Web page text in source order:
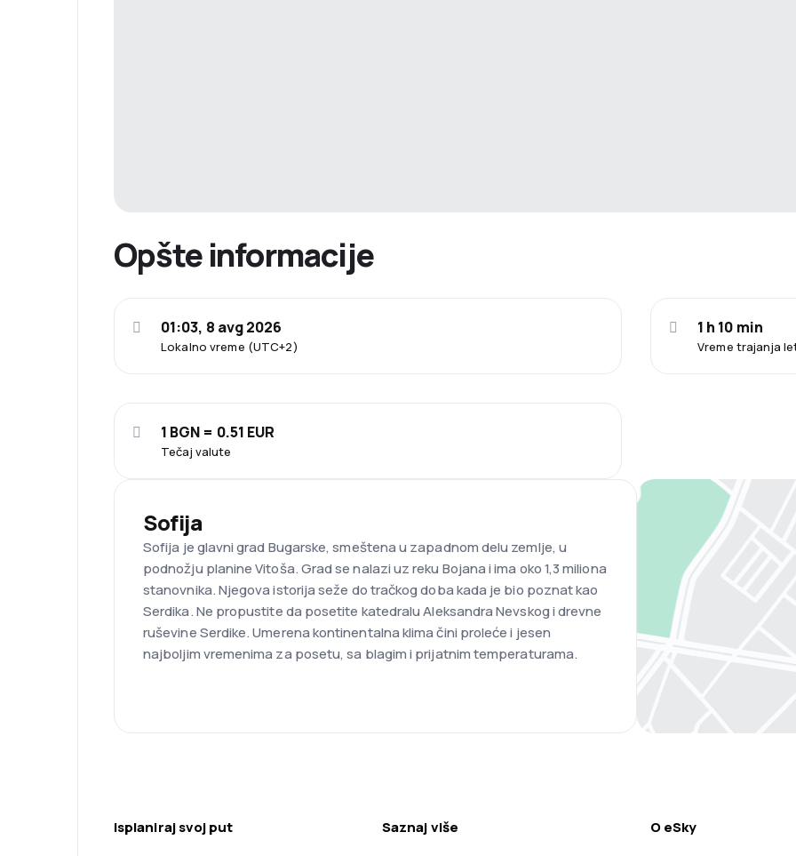
Opšte informacije
Lokalno vreme (UTC+2)
01:03, 8 avg 2026
Vreme trajanja
1 h 10 min
Tečaj valute
1 BGN = 0.51 EUR
Sofija
Sofija je glavni grad Bugarske, smeštena u zapadnom delu zemlje, u
podnožju planine Vitoša. Grad se nalazi uz reku Bojana i ima oko 1,3 miliona
stanovnika. Njegova istorija seže do tračkog doba kada je bio poznat kao
Serdika. Ne propustite da posetite katedralu Aleksandra Nevskog i drevne
ruševine Serdike. Umerena kontinentalna klima čini proleće i jesen
najboljim vremenima za posetu, sa blagim i prijatnim temperaturama.
Isplaniraj svoj put Saznaj više O eSky